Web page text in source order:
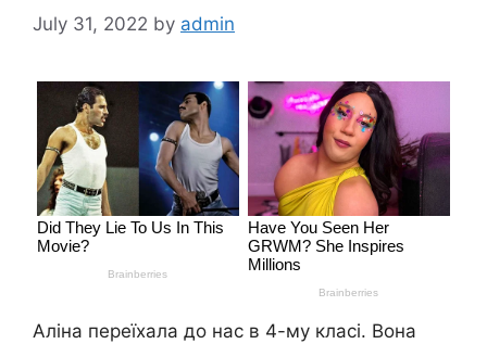
July 31, 2022 by admin
Аліна переїхала до нас в 4-му класі. Вона